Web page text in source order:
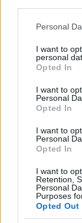
Please note
not limited to
grant or deny
use your data
consent section.
Personal
I want to
personal
Opted In
I want to
Personal
Opted In
I want to
Personal
Opted In
I want to
Retention,
Personal
Purposes
Opted Out
jellemzően
más
szándék
érdemes
összesen
Több
Több
azokra nézve,
vagy